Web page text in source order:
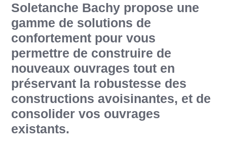
Soletanche Bachy propose une
gamme de solutions de
confortement pour vous
permettre de construire de
nouveaux ouvrages tout en
préservant la robustesse des
constructions avoisinantes, et de
consolider vos ouvrages
existants.